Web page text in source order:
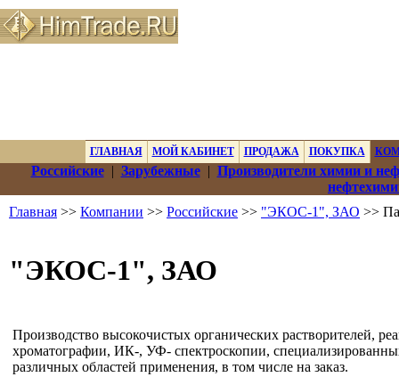
ГЛАВНАЯ МОЙ КАБИНЕТ ПРОДАЖА ПОКУПКА
Российские| Зарубежные| Производители химии и
Главная >> Компании >> Российские >> "ЭКОС-1", ЗАО >>
"ЭКОС-1", ЗАО
Производство высокочистых органических растворителей,
хроматографии, ИК-, УФ- спектроскопии,
различных областей применения, в том числе на заказ.